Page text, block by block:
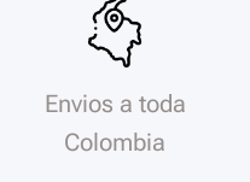
Envios a toda
Colombia